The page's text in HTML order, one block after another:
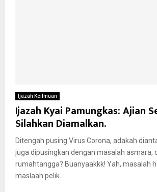
Ijazah Keilmuan
Ijazah Kyai Pamungkas: Ajian
Silahkan Diamalkan.
Ditengah pusing Virus Corona, adakah
juga dipusingkan dengan masalah asmara,
rumahtangga? Buanyaakkk! Yah, masalah
maslaah pelik...